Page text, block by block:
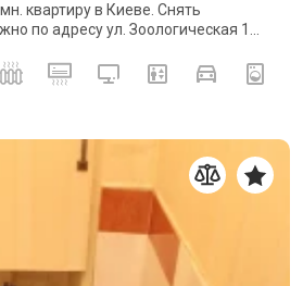
квартиру в Киеве. Снять
по адресу ул. Зоологическая 1...